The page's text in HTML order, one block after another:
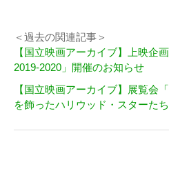
＜過去の関連記事＞
【国立映画アーカイブ】上映企
2019-2020」開催のお知らせ
【国立映画アーカイブ】展覧会
を飾ったハリウッド・スターた